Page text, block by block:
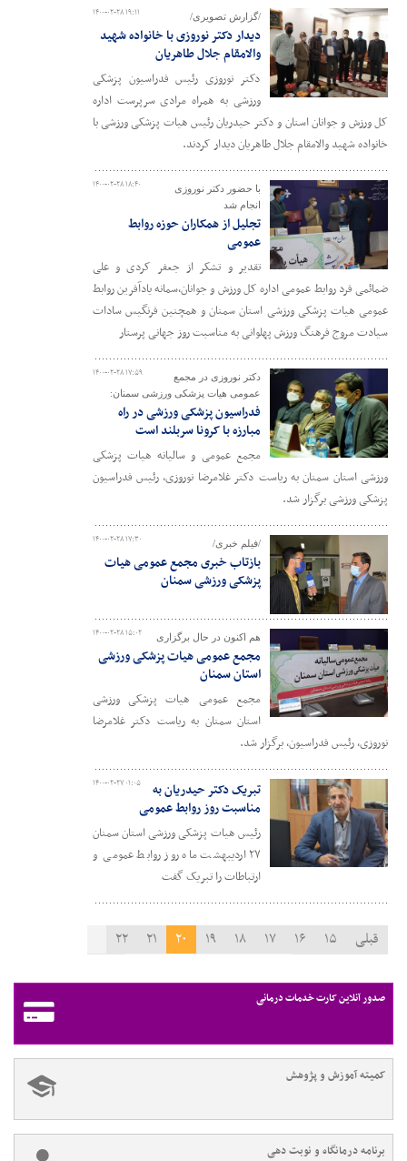
۱۴۰۰-۰۲-۲۸ ۱۹:۱۱ /گزارش تصویری/
دیدار دکتر نوروزی با خانواده شهید
والامقام جلال طاهریان
دکتر نوروزی رئیس فدراسیون پزشکی
ورزشی به همراه مرادی سرپرست اداره
کل ورزش و جوانان استان و دکتر حیدریان رئیس هیات پزشکی ورزشی با
خانواده شهید والامقام جلال طاهریان دیدار کردند.
۱۴۰۰-۰۲-۲۸ ۱۸:۴۰
با حضور دکتر نوروزی
انجام شد
تجلیل از همکاران حوزه روابط
عمومی
تقدیر و تشکر از جعفر کردی و علی
ضمائمی فرد روابط عمومی اداره کل ورزش و جوانان،سمانه یادآفرین روابط
عمومی هیات پزشکی ورزشی استان سمنان و همچنین فرنگیس سادات
سیادت مروج فرهنگ ورزش پهلوانی به مناسبت روز جهانی پرستار
۱۴۰۰-۰۲-۲۸ ۱۷:۵۹
دکتر نوروزی در مجمع
عمومی هیات پزشکی ورزشی سمنان:
فدراسیون پزشکی ورزشی در راه
مبارزه با کرونا سربلند است
مجمع عمومی و سالیانه هیات پزشکی
ورزشی استان سمنان به ریاست دکتر غلامرضا نوروزی، رئیس فدراسیون
پزشکی ورزشی برگزار شد.
۱۴۰۰-۰۲-۲۸ ۱۷:۳۰ /فیلم خبری/
بازتاب خبری مجمع عمومی هیات
پزشکی ورزشی سمنان
۱۴۰۰-۰۲-۲۸ ۱۵:۰۲ هم اکنون در حال برگزاری
مجمع عمومی هیات پزشکی ورزشی
استان سمنان
مجمع عمومی هیات پزشکی ورزشی
استان سمنان به ریاست دکتر غلامرضا
نوروزی، رئیس فدراسیون، برگزار شد.
۱۴۰۰-۰۲-۲۷ ۰۱:۰۵
تبریک دکتر حیدریان به
مناسبت روز روابط عمومی
رئیس هیات پزشکی ورزشی استان سمنان
۲۷ اردیبهشت ماه روز روابط عمومی و
ارتباطات را تبریک گفت
قبلی ۱۵ ۱۶ ۱۷ ۱۸ ۱۹ ۲۰ ۲۱
۲۲
صدور آنلاین کارت خدمات درمانی
کمیته آموزش و پژوهش
برنامه درمانگاه و نوبت دهی